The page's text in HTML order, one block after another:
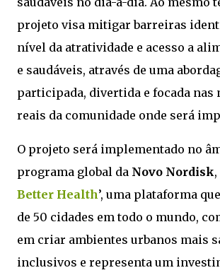
projeto visa mitigar barreiras
nível da atratividade e acesso a
e saudáveis, através de uma
participada, divertida e focada nas
reais da comunidade onde será
O projeto será implementado no
programa global da Novo Nordisk,
Better Health’, uma plataforma
de 50 cidades em todo o mundo,
em criar ambientes urbanos mais
inclusivos e representa um